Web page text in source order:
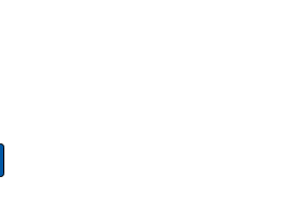
“မမှန်သတင်း”ဥပဒေကြမ်းကိုရှုတ်ချသ
ကိုယ်အလေးချိန်ကျလိုပါသား.. မန